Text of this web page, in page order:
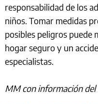
responsabilidad de los
niños. Tomar medidas
posibles peligros puede
hogar seguro y un
especialistas.
MM con información del